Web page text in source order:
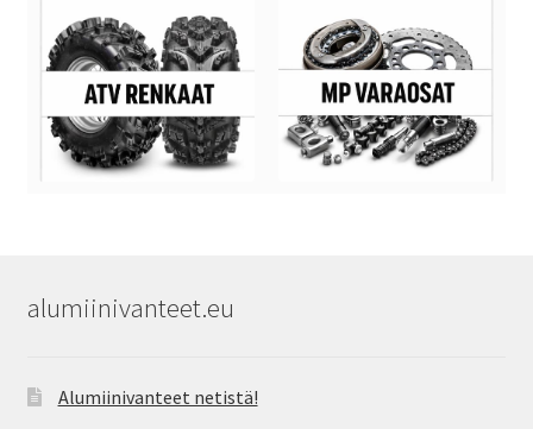
alumiinivanteet.eu
Alumiinivanteet netistä!